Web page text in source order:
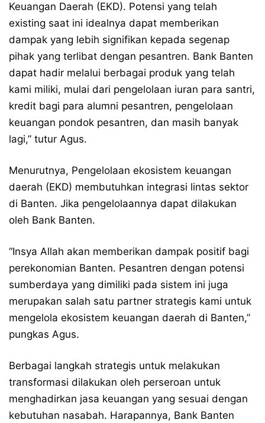
Keuangan Daerah (EKD). Potensi yang telah
existing saat ini idealnya dapat memberikan
dampak yang lebih signifikan kepada segenap
pihak yang terlibat dengan pesantren. Bank Banten
dapat hadir melalui berbagai produk yang telah
kami miliki, mulai dari pengelolaan iuran para santri,
kredit bagi para alumni pesantren, pengelolaan
keuangan pondok pesantren, dan masih banyak
lagi,” tutur Agus.
Menurutnya, Pengelolaan ekosistem keuangan
daerah (EKD) membutuhkan integrasi lintas sektor
di Banten. Jika pengelolaannya dapat dilakukan
oleh Bank Banten.
“Insya Allah akan memberikan dampak positif bagi
perekonomian Banten. Pesantren dengan potensi
sumberdaya yang dimiliki pada sistem ini juga
merupakan salah satu partner strategis kami untuk
mengelola ekosistem keuangan daerah di Banten,”
pungkas Agus.
Berbagai langkah strategis untuk melakukan
transformasi dilakukan oleh perseroan untuk
menghadirkan jasa keuangan yang sesuai dengan
kebutuhan nasabah. Harapannya, Bank Banten